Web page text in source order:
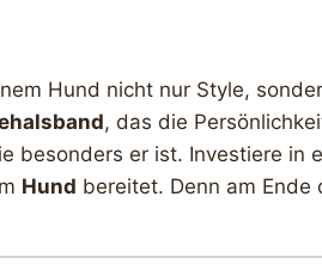
Hund nicht nur Style,
, das die
besonders er ist. Investiere in
Hund bereitet. Denn am Ende